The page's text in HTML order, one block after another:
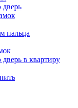
дверь
пальца
в квартиру